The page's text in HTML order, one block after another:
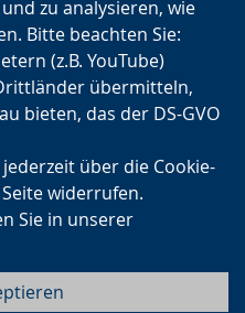
zu analysieren, wie
Bitte beachten Sie:
(z.B. YouTube)
übermitteln,
bieten, das der DS-GVO
über die Cookie-
widerrufen.
Sie in unserer